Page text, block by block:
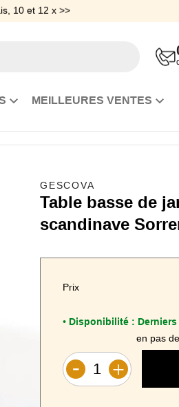
10 et 12 x >>
MEILLEURES VENTES
GESCOVA
Table basse de
scandinave
Prix
• Disponibilité :
en pas